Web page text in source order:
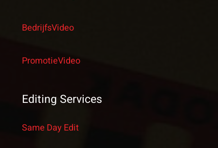
BedrijfsVideo
PromotieVideo
Editing Services
Same Day Edit